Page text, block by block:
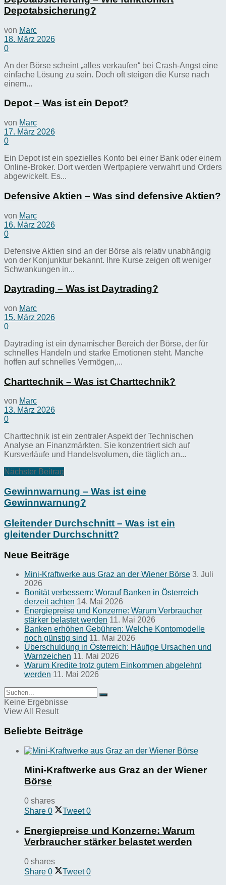
Depotabsicherung?
von Marc
18. März 2026
0
An der Börse scheint „alles verkaufen“ bei Crash-Angst eine
einfache Lösung zu sein. Doch oft steigen die Kurse nach
einem...
Depot – Was ist ein Depot?
von Marc
17. März 2026
0
Ein Depot ist ein spezielles Konto bei einer Bank oder einem
Online-Broker. Dort werden Wertpapiere verwahrt und Orders
abgewickelt. Es...
Defensive Aktien – Was sind defensive Aktien?
von Marc
16. März 2026
0
Defensive Aktien sind an der Börse als relativ unabhängig
von der Konjunktur bekannt. Ihre Kurse zeigen oft weniger
Schwankungen in...
Daytrading – Was ist Daytrading?
von Marc
15. März 2026
0
Daytrading ist ein dynamischer Bereich der Börse, der für
schnelles Handeln und starke Emotionen steht. Manche
hoffen auf schnelles Vermögen,...
Charttechnik – Was ist Charttechnik?
von Marc
13. März 2026
0
Charttechnik ist ein zentraler Aspekt der Technischen
Analyse an Finanzmärkten. Sie konzentriert sich auf
Kursverläufe und Handelsvolumen, die täglich an...
Nächster Beitrag
Gewinnwarnung – Was ist eine
Gewinnwarnung?
Gleitender Durchschnitt – Was ist ein
gleitender Durchschnitt?
Neue Beiträge
Mini-Kraftwerke aus Graz an der Wiener Börse 3. Juli
2026
Bonität verbessern: Worauf Banken in Österreich
derzeit achten 14. Mai 2026
Energiepreise und Konzerne: Warum Verbraucher
stärker belastet werden 11. Mai 2026
Banken erhöhen Gebühren: Welche Kontomodelle
noch günstig sind 11. Mai 2026
Überschuldung in Österreich: Häufige Ursachen und
Warnzeichen 11. Mai 2026
Warum Kredite trotz gutem Einkommen abgelehnt
werden 11. Mai 2026
Keine Ergebnisse
View All Result
Beliebte Beiträge
Mini-Kraftwerke aus Graz an der Wiener
Börse
0 shares
Share 0 Tweet 0
Energiepreise und Konzerne: Warum
Verbraucher stärker belastet werden
0 shares
Share 0 Tweet 0